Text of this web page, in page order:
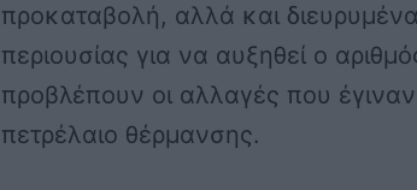
προκαταβολή, αλλά και
περιουσίας για να αυξηθεί ο
προβλέπουν οι αλλαγές που
πετρέλαιο θέρμανσης.